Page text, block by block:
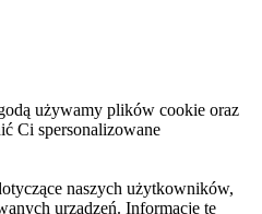
używamy plików cookie oraz
Ci spersonalizowane
naszych użytkowników,
urządzeń. Informacje te